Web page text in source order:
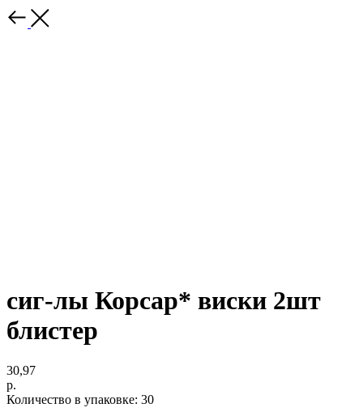
сиг-лы Корсар* виски 2шт
блистер
30,97
р.
Количество в упаковке: 30